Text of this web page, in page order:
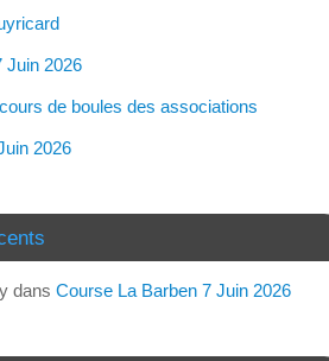
Juin 2026
de boules des associations
2026
dans Course La Barben 7 Juin 2026